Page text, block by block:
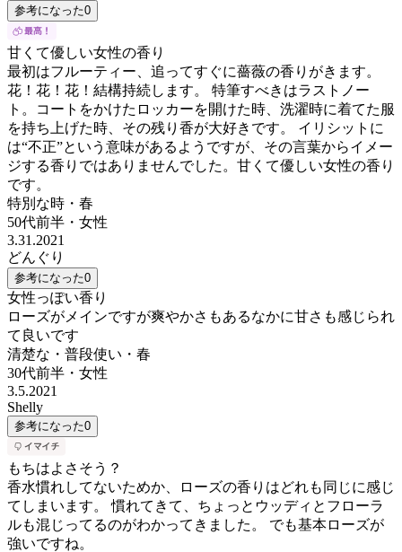
参考になった0
甘くて優しい女性の香り
最初はフルーティー、追ってすぐに薔薇の香りがきます。
花！花！花！結構持続します。 特筆すべきはラストノー
ト。コートをかけたロッカーを開けた時、洗濯時に着てた服
を持ち上げた時、その残り香が大好きです。 イリシットに
は“不正”という意味があるようですが、その言葉からイメー
ジする香りではありませんでした。甘くて優しい女性の香り
です。
特別な時・春
50代前半 ・ 女性
3.31.2021
どんぐり
参考になった0
女性っぽい香り
ローズがメインですが爽やかさもあるなかに甘さも感じられ
て良いです
清楚な・普段使い・春
30代前半 ・ 女性
3.5.2021
Shelly
参考になった0
もちはよさそう？
香水慣れしてないためか、ローズの香りはどれも同じに感じ
てしまいます。 慣れてきて、ちょっとウッディとフローラ
ルも混じってるのがわかってきました。 でも基本ローズが
強いですね。